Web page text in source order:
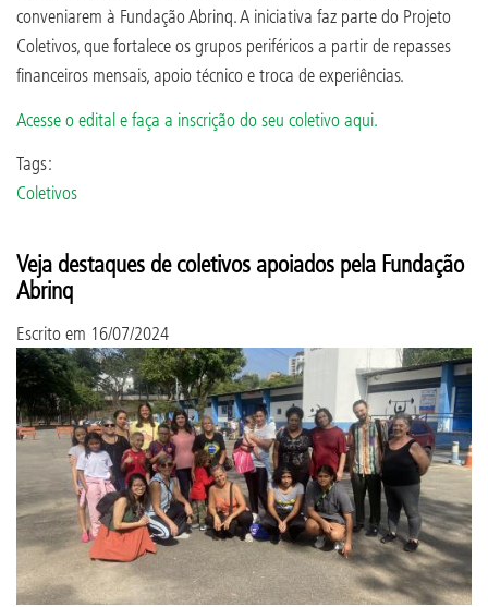
conveniarem à Fundação Abrinq. A iniciativa faz parte do Projeto
Coletivos, que fortalece os grupos periféricos a partir de repasses
financeiros mensais, apoio técnico e troca de experiências.
Acesse o edital e faça a inscrição do seu coletivo aqui.
Tags:
Coletivos
Veja destaques de coletivos apoiados pela Fundação
Abrinq
Escrito em 16/07/2024